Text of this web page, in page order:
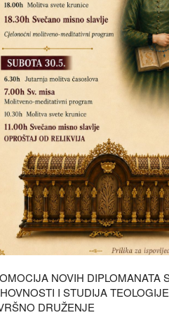
NOVIH DIPLOMANATA
I STUDIJA
DRUŽENJE